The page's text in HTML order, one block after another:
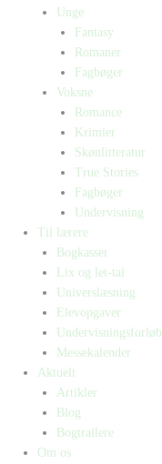
Unge
Fantasy
Romaner
Fagbøger
Voksne
Romance
Krimier
Skønlitteratur
True Stories
Fagbøger
Undervisning
Til lærere
Bogkasser
Lix og let-tal
Universlæsning
Elevopgaver
Undervisningsforløb
Messekalender
Aktuelt
Artikler
Blog
Bogtrailere
Om os